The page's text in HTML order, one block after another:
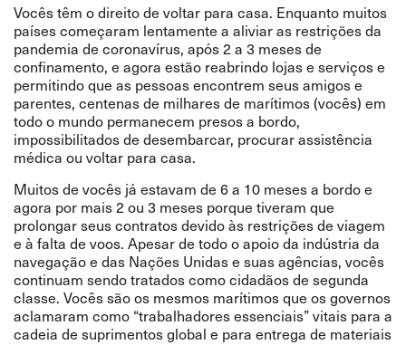
Vocês têm o direito de voltar para casa. Enquanto muitos
países começaram lentamente a aliviar as restrições da
pandemia de coronavírus, após 2 a 3 meses de
confinamento, e agora estão reabrindo lojas e serviços e
permitindo que as pessoas encontrem seus amigos e
parentes, centenas de milhares de marítimos (vocês) em
todo o mundo permanecem presos a bordo,
impossibilitados de desembarcar, procurar assistência
médica ou voltar para casa.
Muitos de vocês já estavam de 6 a 10 meses a bordo e
agora por mais 2 ou 3 meses porque tiveram que
prolongar seus contratos devido às restrições de viagem
e à falta de voos. Apesar de todo o apoio da indústria da
navegação e das Nações Unidas e suas agências, vocês
continuam sendo tratados como cidadãos de segunda
classe. Vocês são os mesmos marítimos que os governos
aclamaram como “trabalhadores essenciais” vitais para a
cadeia de suprimentos global e para entrega de materiais